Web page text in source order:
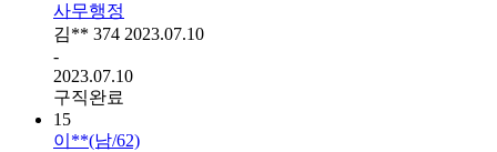
사무행정
김** 374 2023.07.10
-
2023.07.10
구직완료
15
이**(남/62)